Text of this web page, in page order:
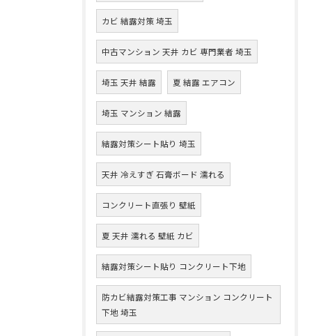
カビ 結露対策 埼玉
中古マンション 天井 カビ 専門業者 埼玉
埼玉 天井 結露 夏 結露 エアコン
埼玉 マンション 結露
結露対策シート貼り 埼玉
天井 冷えすぎ 石膏ボード 濡れる
コンクリート直張り 壁紙
夏 天井 濡れる 壁紙 カビ
結露対策シート貼り コンクリート下地
防カビ結露対策工事 マンション コンクリート
下地 埼玉